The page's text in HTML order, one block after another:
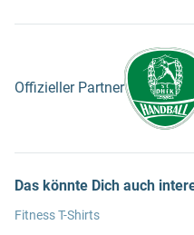
Offizieller Partner
Das könnte Dich auch
Fitness T-Shirts